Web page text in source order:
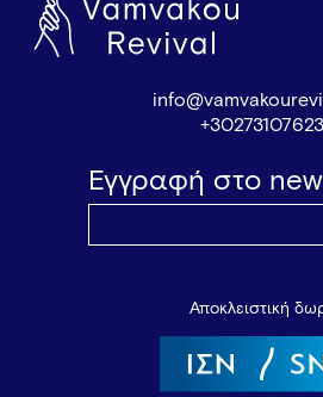
Εγγραφή στο
Αποκλειστική